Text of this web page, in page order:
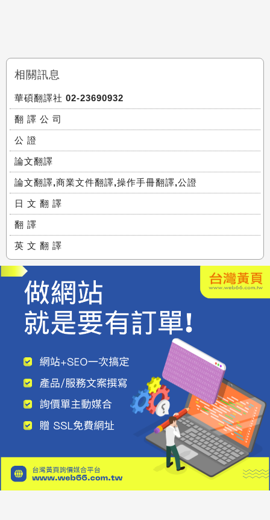
相關訊息
華碩翻譯社 02-23690932
翻 譯 公 司
公 證
論文翻譯
論文翻譯,商業文件翻譯,操作手冊翻譯,公證
日 文 翻 譯
翻 譯
英 文 翻 譯